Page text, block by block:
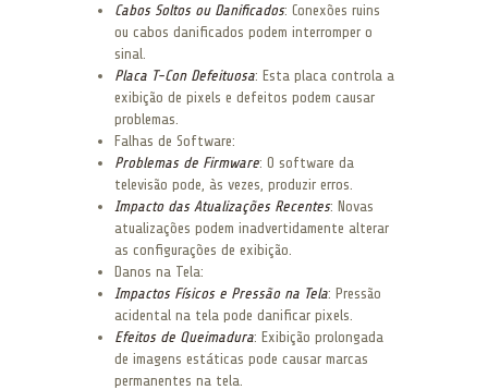
Cabos Soltos ou Danificados: Conexões ruins
ou cabos danificados podem interromper o
sinal.
Placa T-Con Defeituosa: Esta placa controla a
exibição de pixels e defeitos podem causar
problemas.
Falhas de Software:
Problemas de Firmware: O software da
televisão pode, às vezes, produzir erros.
Impacto das Atualizações Recentes: Novas
atualizações podem inadvertidamente alterar
as configurações de exibição.
Danos na Tela:
Impactos Físicos e Pressão na Tela: Pressão
acidental na tela pode danificar pixels.
Efeitos de Queimadura: Exibição prolongada
de imagens estáticas pode causar marcas
permanentes na tela.